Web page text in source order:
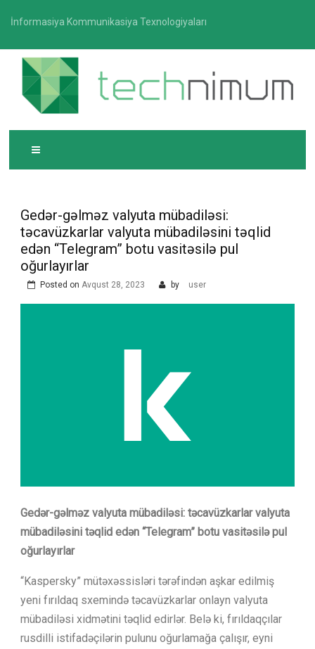
İnformasiya Kommunikasiya Texnologiyaları
TECHNIMUM
İnformasiya-kommunikasiya texnologiyaları üzrə
media platforması
Gedər-gəlməz valyuta mübadiləsi:
təcavüzkarlar valyuta mübadiləsini təqlid
edən “Telegram” botu vasitəsilə pul
oğurlayırlar
Posted on Avqust 28, 2023 by user
Gedər-gəlməz valyuta mübadiləsi: təcavüzkarlar valyuta
mübadiləsini təqlid edən “Telegram” botu vasitəsilə pul
oğurlayırlar
“Kaspersky” mütəxəssisləri tərəfindən aşkar edilmiş
yeni fırıldaq sxemində təcavüzkarlar onlayn valyuta
mübadiləsi xidmətini təqlid edirlər. Belə ki, fırıldaqçılar
rusdilli istifadəçilərin pulunu oğurlamağa çalışır, eyni